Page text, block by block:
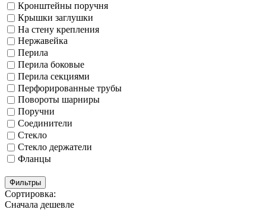
Кронштейны поручня
Крышки заглушки
На стену крепления
Нержавейка
Перила
Перила боковые
Перила секциями
Перфорированные трубы
Повороты шарниры
Поручни
Соединители
Стекло
Стекло держатели
Фланцы
Фильтры
Сортировка:
Сначала дешевле